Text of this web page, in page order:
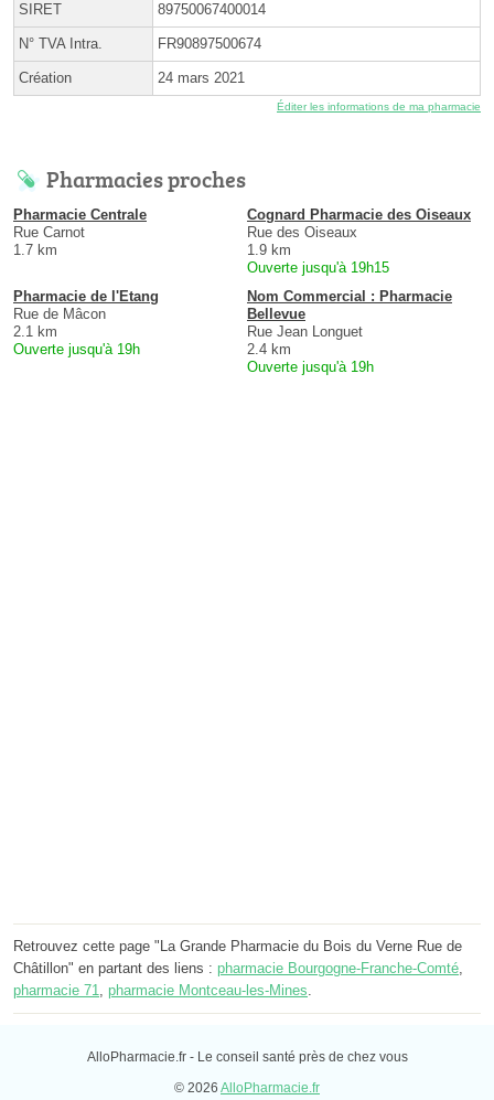
SIRET 89750067400014
N° TVA Intra. FR90897500674
Création 24 mars 2021
Éditer les informations de ma pharmacie
Pharmacies proches
Pharmacie Centrale
Rue Carnot
1.7 km
Cognard Pharmacie des Oiseaux
Rue des Oiseaux
1.9 km
Ouverte jusqu'à 19h15
Pharmacie de l'Etang
Rue de Mâcon
2.1 km
Ouverte jusqu'à 19h
Nom Commercial : Pharmacie
Bellevue
Rue Jean Longuet
2.4 km
Ouverte jusqu'à 19h
Retrouvez cette page "La Grande Pharmacie du Bois du Verne Rue de
Châtillon" en partant des liens : pharmacie Bourgogne-Franche-Comté,
pharmacie 71, pharmacie Montceau-les-Mines.
AlloPharmacie.fr - Le conseil santé près de chez vous
© 2026 AlloPharmacie.fr